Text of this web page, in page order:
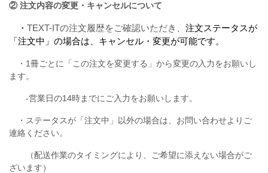
② 注文内容の変更・キャンセルについて
・ TEXT-ITの注文履歴をご確認いただき、 注文ステータスが
「注文中」の場合は、キャンセル・変更が可能です。
・1冊ごとに「この注文を変更する」から変更の入力をお願いし
ます。
‐営業日の14時までにご入力をお願いします。
・ステータスが「注文中」以外の場合は、お問い合わせよりご
連絡ください。
（配送作業のタイミングにより、ご希望に添えない場合がご
ざいます）